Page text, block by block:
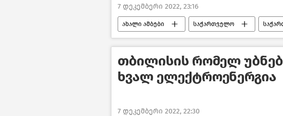
7 დეკემბერი 2022, 23:16
ახალი ამბები საქართველო
საქართველოს პრემიერ–მინისტრი ფოთის
საქართველოს ეკონომიკა
თბილისის რომელ
ხვალ ელექტროენერგია
7 დეკემბერი 2022, 22:30